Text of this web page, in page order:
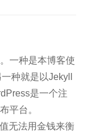
一种是本博客使
种就是以Jekyll
是一个注
平台。
无法用金钱来衡